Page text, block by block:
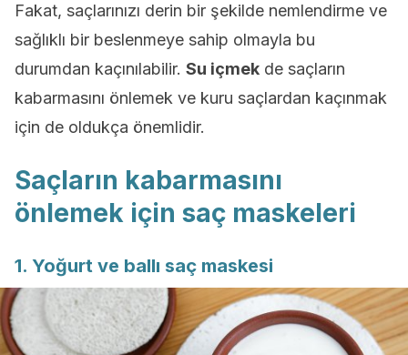
Fakat, saçlarınızı derin bir şekilde nemlendirme ve
sağlıklı bir beslenmeye sahip olmayla bu
durumdan kaçınılabilir. Su içmek de saçların
kabarmasını önlemek ve kuru saçlardan kaçınmak
için de oldukça önemlidir.
Saçların kabarmasını
önlemek için saç maskeleri
1. Yoğurt ve ballı saç maskesi